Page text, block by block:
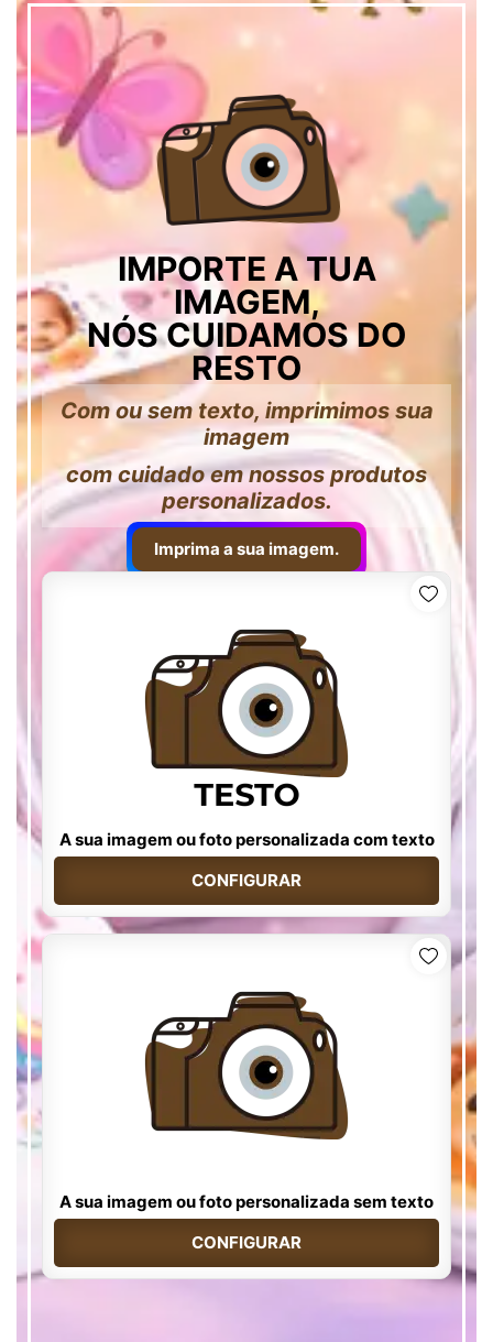
IMPORTE A TUA
IMAGEM,
NÓS CUIDAMOS DO
RESTO
Com ou sem texto, imprimimos sua
imagem
com cuidado em nossos produtos
personalizados.
Imprima a sua imagem.
A sua imagem ou foto personalizada com texto
CONFIGURAR
A sua imagem ou foto personalizada sem texto
CONFIGURAR